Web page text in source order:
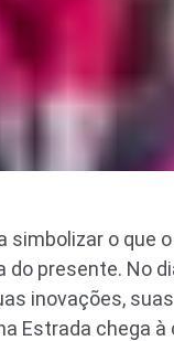
o que
presente. No
inovações,
Estrada chega à